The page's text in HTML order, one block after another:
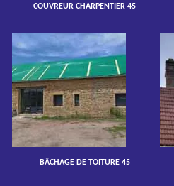
COUVREUR CHARPENTIER 45
BÂCHAGE DE TOITURE 45